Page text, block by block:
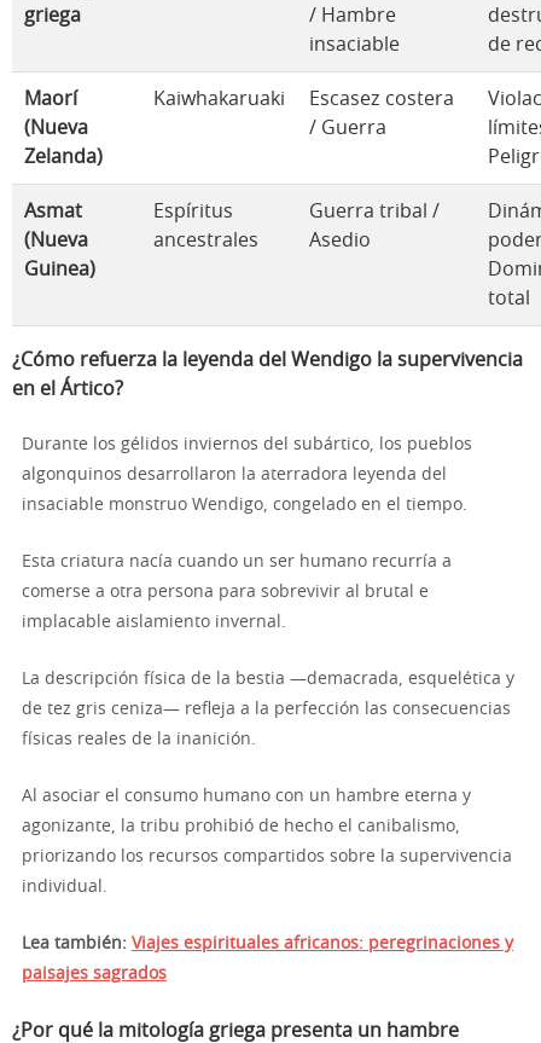
griega
/ Hambre
insaciable
de
Maorí
(Nueva
Zelanda)
Kaiwhakaruaki
Escasez costera
/ Guerra
Asmat
(Nueva
Guinea)
Espíritus
ancestrales
Guerra tribal /
Asedio
total
¿Cómo refuerza la leyenda del Wendigo la supervivencia
en el Ártico?
Durante los gélidos inviernos del subártico, los pueblos
algonquinos desarrollaron la aterradora leyenda del
insaciable monstruo Wendigo, congelado en el tiempo.
Esta criatura nacía cuando un ser humano recurría a
comerse a otra persona para sobrevivir al brutal e
implacable aislamiento invernal.
La descripción física de la bestia —demacrada, esquelética y
de tez gris ceniza— refleja a la perfección las consecuencias
físicas reales de la inanición.
Al asociar el consumo humano con un hambre eterna y
agonizante, la tribu prohibió de hecho el canibalismo,
priorizando los recursos compartidos sobre la supervivencia
individual.
Lea también: Viajes espirituales africanos: peregrinaciones y
paisajes sagrados
¿Por qué la mitología griega presenta un hambre